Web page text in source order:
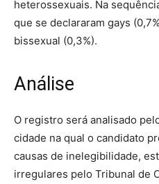
heterossexuais. Na
que se declararam gays
bissexual (0,3%).
Análise
O registro será analisado
cidade na qual o candidato
causas de inelegibilidade,
irregulares pelo Tribunal de